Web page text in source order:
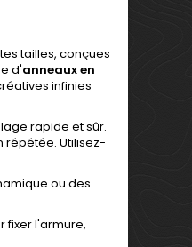
tailles, conçues
d'anneaux en
infinies
rapide et sûr.
répétée. Utilisez-
ou des
fixer l'armure,